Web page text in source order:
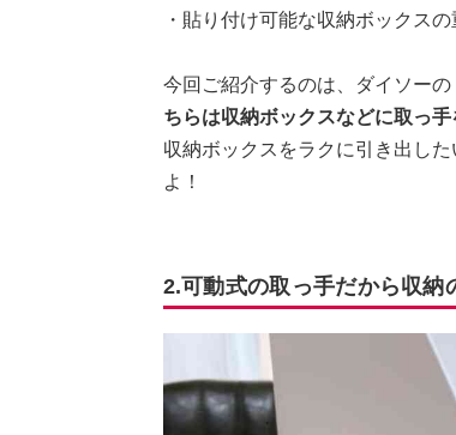
・貼り付け可能な収納ボックス
今回ご紹介するのは、ダイソー
ちらは収納ボックスなどに取っ
収納ボックスをラクに引き出し
よ！
2.可動式の取っ手だから収納